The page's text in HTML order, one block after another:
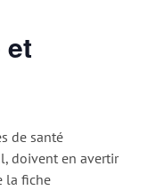
et
de santé
doivent en avertir
la fiche